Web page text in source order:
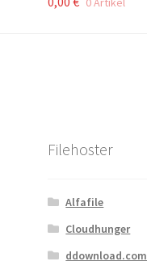
Filehoster
Alfafile
Cloudhunger
ddownload.com